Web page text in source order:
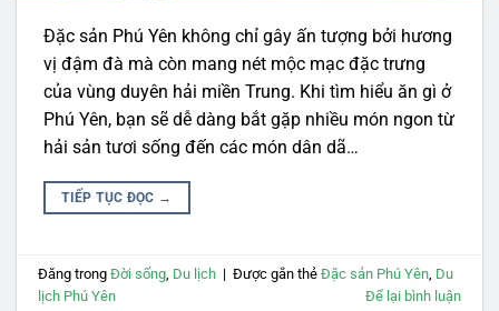
Đặc sản Phú Yên không chỉ gây ấn tượng bởi hương
vị đậm đà mà còn mang nét mộc mạc đặc trưng
của vùng duyên hải miền Trung. Khi tìm hiểu ăn gì ở
Phú Yên, bạn sẽ dễ dàng bắt gặp nhiều món ngon từ
hải sản tươi sống đến các món dân dã…
TIẾP TỤC ĐỌC →
Đăng trongĐời sống Du lịch | Được gắn thẻĐặc sản Phú Yên Du
lịch Phú Yên
Để lại bình luận